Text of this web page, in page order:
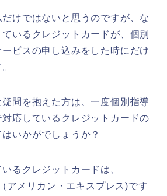
けではないと思うのですが、な
いるクレジットカードが、個別
ビスの申し込みをした時にだけ
問を抱えた方は、一度個別指導
応しているクレジットカードの
いかがでしょうか？
るクレジットカードは、
アメリカン・エキスプレス)です